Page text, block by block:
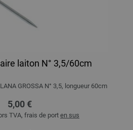
laiton N° 3,5/60cm
GROSSA N° 3,5, longueur 60cm
5,00 €
TVA, frais de porten sus